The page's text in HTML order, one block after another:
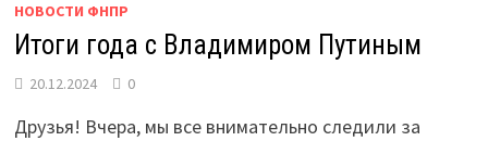
НОВОСТИ ФНПР
Итоги года с Владимиром Путиным
20.12.2024 0
Друзья! Вчера, мы все внимательно следили за